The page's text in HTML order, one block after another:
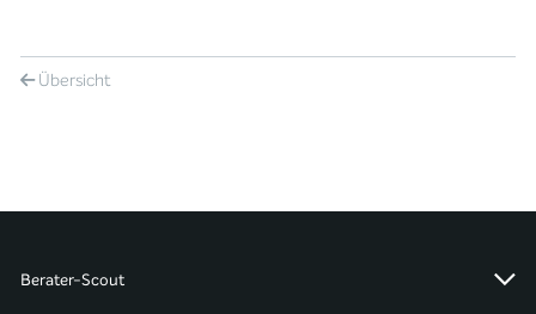
Übersicht
Berater-Scout